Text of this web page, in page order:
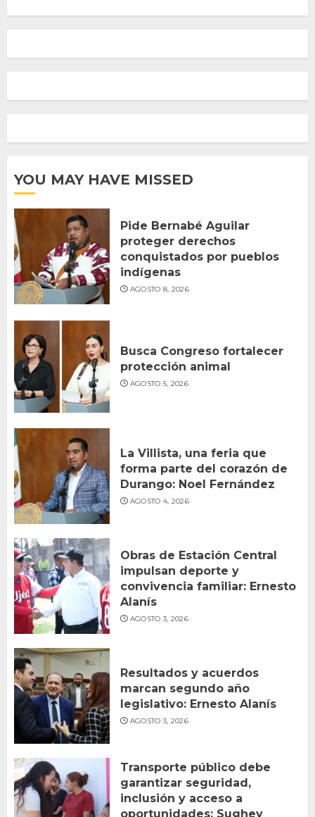
YOU MAY HAVE MISSED
Pide Bernabé Aguilar
proteger derechos
conquistados por pueblos
indígenas
AGOSTO 8, 2026
Busca Congreso fortalecer
protección animal
AGOSTO 5, 2026
La Villista, una feria que
forma parte del corazón de
Durango: Noel Fernández
AGOSTO 4, 2026
Obras de Estación Central
impulsan deporte y
convivencia familiar: Ernesto
Alanís
AGOSTO 3, 2026
Resultados y acuerdos
marcan segundo año
legislativo: Ernesto Alanís
AGOSTO 3, 2026
Transporte público debe
garantizar seguridad,
inclusión y acceso a
oportunidades: Sughey